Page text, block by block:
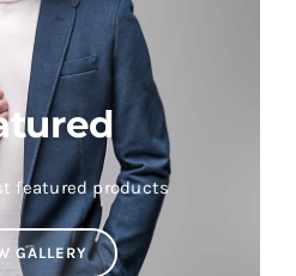
featured products
GALLERY